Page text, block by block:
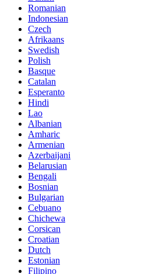
Romanian
Indonesian
Czech
Afrikaans
Swedish
Polish
Basque
Catalan
Esperanto
Hindi
Lao
Albanian
Amharic
Armenian
Azerbaijani
Belarusian
Bengali
Bosnian
Bulgarian
Cebuano
Chichewa
Corsican
Croatian
Dutch
Estonian
Filipino